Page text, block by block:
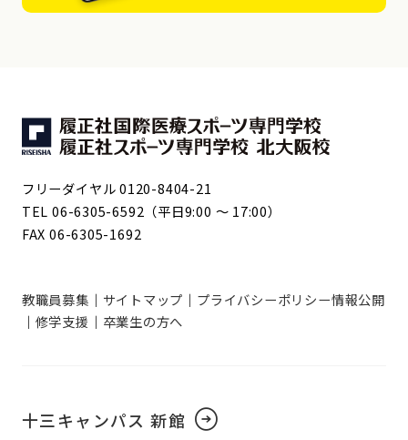
フリーダイヤル 0120-8404-21
TEL 06-6305-6592（平日9:00 ～ 17:00）
FAX 06-6305-1692
教職員募集 サイトマップ プライバシーポリシー情報公開
修学支援
卒業生の方へ
十三キャンパス 新館